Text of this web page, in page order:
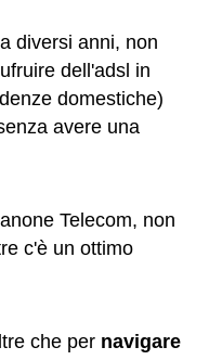
diversi anni, non
dell'adsl in
domestiche)
avere una
Telecom, non
c'è un ottimo
che per navigare